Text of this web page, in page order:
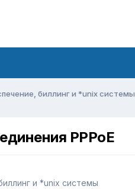
биллинг и *unix системы
PPPoE
и *unix системы